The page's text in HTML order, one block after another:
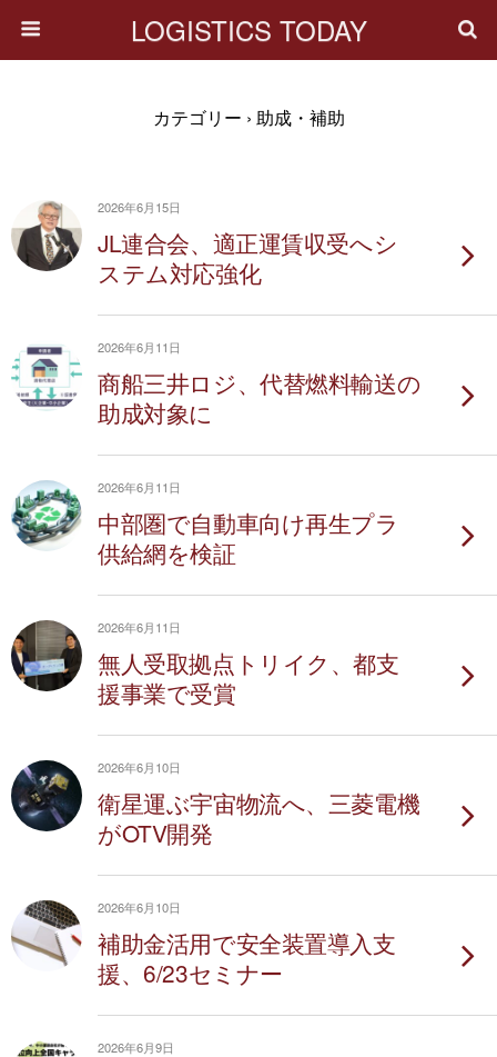
LOGISTICS TODAY
カテゴリー › 助成・補助
2026年6月15日
JL連合会、適正運賃収受へシ
ステム対応強化
2026年6月11日
商船三井ロジ、代替燃料輸送の
助成対象に
2026年6月11日
中部圏で自動車向け再生プラ
供給網を検証
2026年6月11日
無人受取拠点トリイク、都支
援事業で受賞
2026年6月10日
衛星運ぶ宇宙物流へ、三菱電機
がOTV開発
2026年6月10日
補助金活用で安全装置導入支
援、6/23セミナー
2026年6月9日